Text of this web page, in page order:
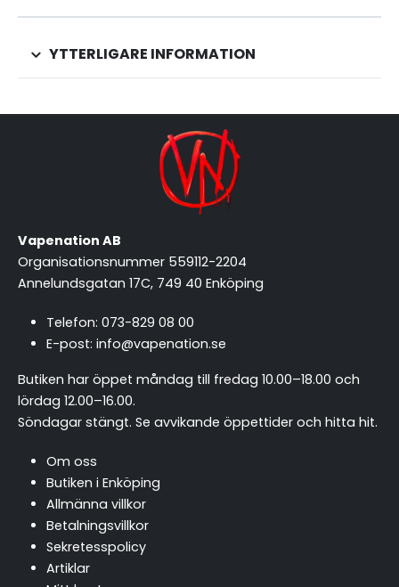
YTTERLIGARE INFORMATION
Vapenation AB
Organisationsnummer 559112-2204
Annelundsgatan 17C, 749 40 Enköping
Telefon: 073-829 08 00
E-post: info@vapenation.se
Butiken har öppet måndag till fredag 10.00–18.00 och
lördag 12.00–16.00.
Söndagar stängt. Se avvikande öppettider och hitta hit.
Om oss
Butiken i Enköping
Allmänna villkor
Betalningsvillkor
Sekretesspolicy
Artiklar